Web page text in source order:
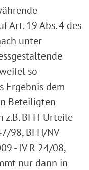
Art. 19 Abs. 4 des
unter
so
Ergebnis dem
Beteiligten
BFH-Urteile
98, BFH/NV
- IV R 24/08,
nur dann in